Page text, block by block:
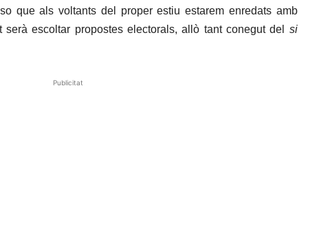
que als voltants del proper estiu estarem enredats amb
escoltar propostes electorals, allò tant conegut del si
Publicitat